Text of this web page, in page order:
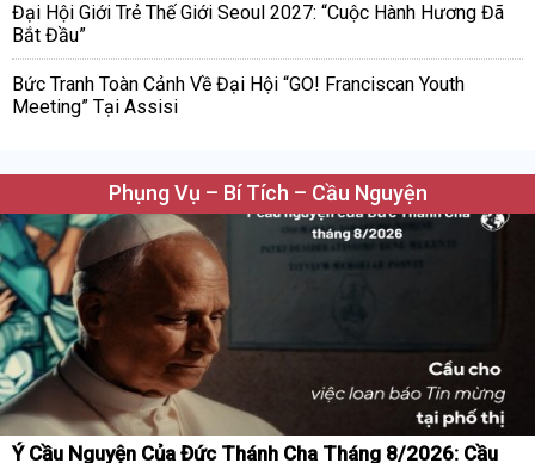
Đại Hội Giới Trẻ Thế Giới Seoul 2027: “Cuộc Hành Hương Đã
Bắt Đầu”
Bức Tranh Toàn Cảnh Về Đại Hội “GO! Franciscan Youth
Meeting” Tại Assisi
Phụng Vụ – Bí Tích – Cầu Nguyện
Ý Cầu Nguyện Của Đức Thánh Cha Tháng 8/2026: Cầu